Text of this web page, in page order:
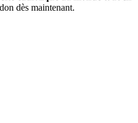
dès maintenant.